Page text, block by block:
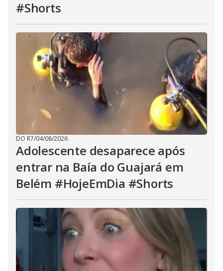
#Shorts
DO R7/04/08/2026
Adolescente desaparece após
entrar na Baía do Guajará em
Belém #HojeEmDia #Shorts